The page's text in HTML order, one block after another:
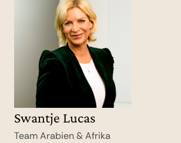
Swantje Lucas
Team Arabien & Afrika